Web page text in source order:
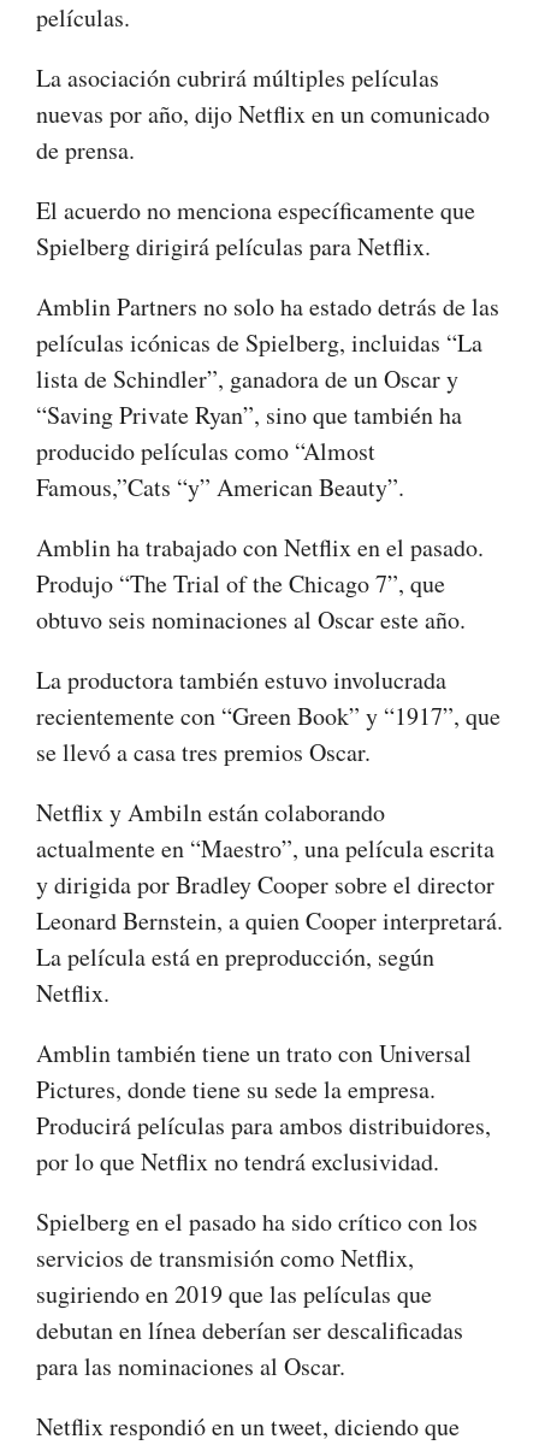
películas.
La asociación cubrirá múltiples películas
nuevas por año, dijo Netflix en un comunicado
de prensa.
El acuerdo no menciona específicamente que
Spielberg dirigirá películas para Netflix.
Amblin Partners no solo ha estado detrás de las
películas icónicas de Spielberg, incluidas “La
lista de Schindler”, ganadora de un Oscar y
“Saving Private Ryan”, sino que también ha
producido películas como “Almost
Famous,”Cats “y” American Beauty”.
Amblin ha trabajado con Netflix en el pasado.
Produjo “The Trial of the Chicago 7”, que
obtuvo seis nominaciones al Oscar este año.
La productora también estuvo involucrada
recientemente con “Green Book” y “1917”, que
se llevó a casa tres premios Oscar.
Netflix y Ambiln están colaborando
actualmente en “Maestro”, una película escrita
y dirigida por Bradley Cooper sobre el director
Leonard Bernstein, a quien Cooper interpretará.
La película está en preproducción, según
Netflix.
Amblin también tiene un trato con Universal
Pictures, donde tiene su sede la empresa.
Producirá películas para ambos distribuidores,
por lo que Netflix no tendrá exclusividad.
Spielberg en el pasado ha sido crítico con los
servicios de transmisión como Netflix,
sugiriendo en 2019 que las películas que
debutan en línea deberían ser descalificadas
para las nominaciones al Oscar.
Netflix respondió en un tweet, diciendo que